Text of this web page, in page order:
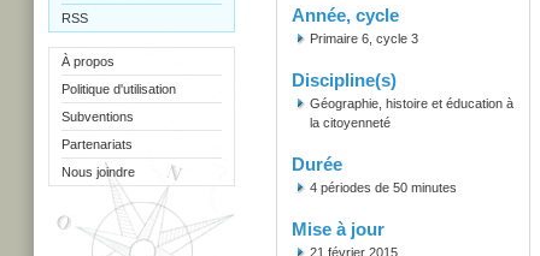
RSS
À propos
Politique d'utilisation
Subventions
Partenariats
Nous joindre
Année, cycle
Primaire 6, cycle 3
Discipline(s)
Géographie, histoire et éducation à
la citoyenneté
Durée
4 périodes de 50 minutes
Mise à jour
21 février 2015